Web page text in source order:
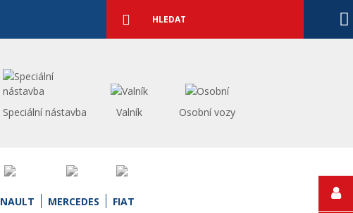
vyhledávání
Vyhledat
Speciální nástavba Valník Osobní vozy
MERCEDES FIAT